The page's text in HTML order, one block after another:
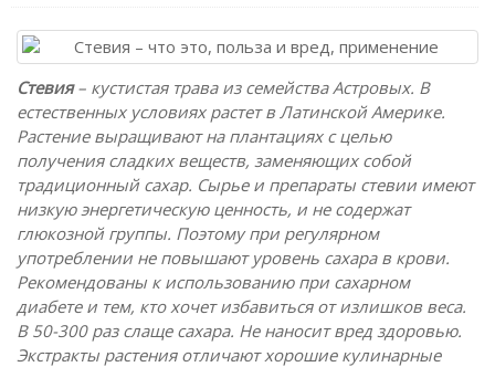
Стевия– кустистая трава из семейства Астровых. В
естественных условиях растет в Латинской Америке.
Растение выращивают на плантациях с целью
получения сладких веществ, заменяющих собой
традиционный сахар. Сырье и препараты стевии имеют
низкую энергетическую ценность, и не содержат
глюкозной группы. Поэтому при регулярном
употреблении не повышают уровень сахара в крови.
Рекомендованы к использованию при сахарном
диабете и тем, кто хочет избавиться от излишков веса.
В 50-300 раз слаще сахара. Не наносит вред здоровью.
Экстракты растения отличают хорошие кулинарные